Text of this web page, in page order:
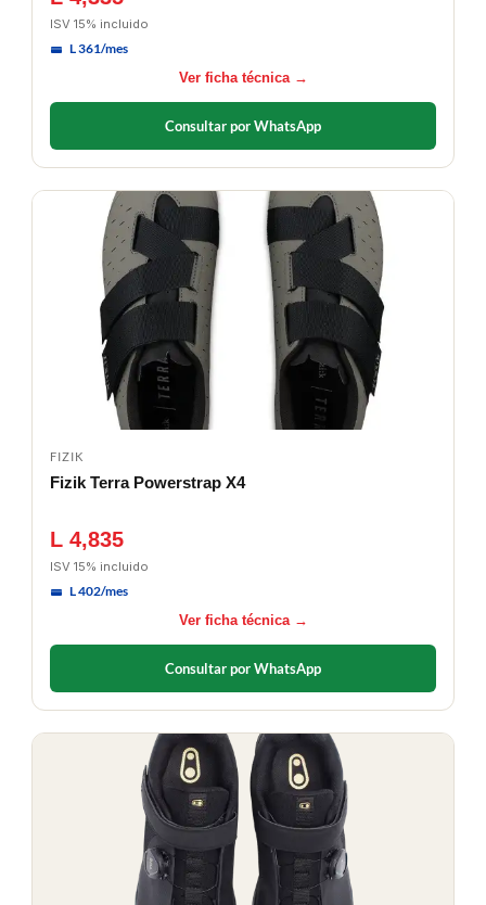
ISV 15% incluido
L 361/mes
Ver ficha técnica →
Consultar por WhatsApp
FIZIK
Fizik Terra Powerstrap X4
L 4,835
ISV 15% incluido
L 402/mes
Ver ficha técnica →
Consultar por WhatsApp